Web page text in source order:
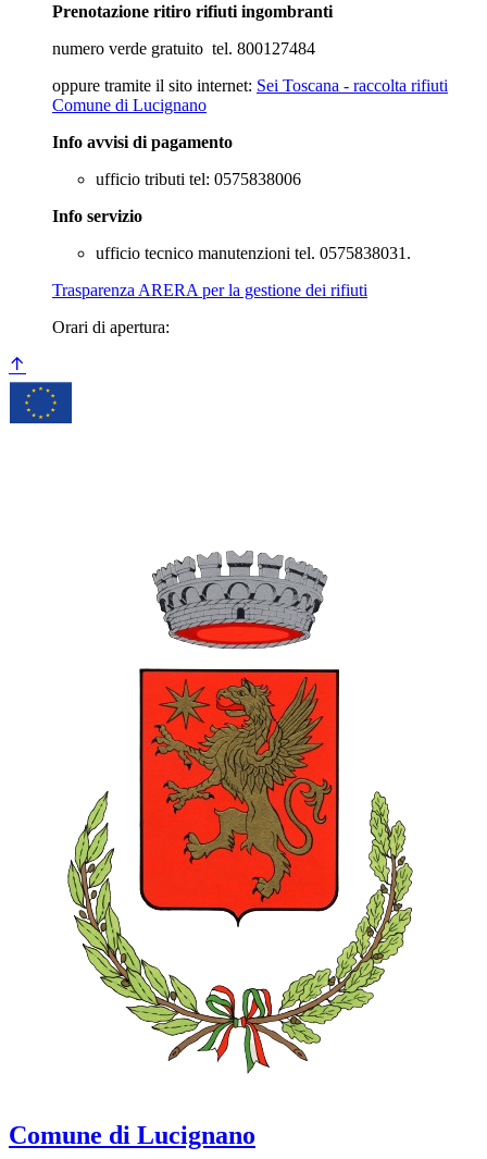
Prenotazione ritiro rifiuti ingombranti
numero verde gratuito tel. 800127484
oppure tramite il sito internet: Sei Toscana - raccolta rifiuti
Comune di Lucignano
Info avvisi di pagamento
ufficio tributi tel: 0575838006
Info servizio
ufficio tecnico manutenzioni tel. 0575838031.
Trasparenza ARERA per la gestione dei rifiuti
Orari di apertura:
Comune di Lucignano